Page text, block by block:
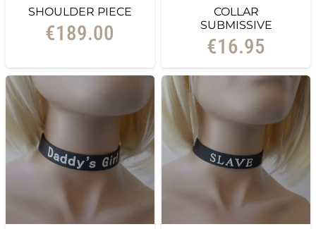
SHOULDER PIECE
€189.00
COLLAR
SUBMISSIVE
€16.95